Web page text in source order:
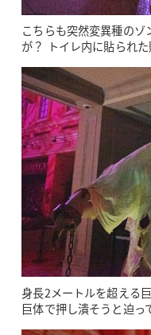
こちらも突然変異種の
が？ トイレ内に貼られ
身長2メートルを超える
巨体で押し潰そうと迫っ